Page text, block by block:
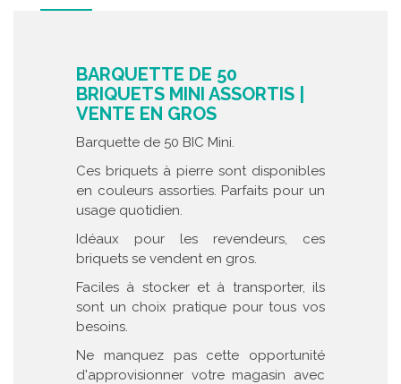
BARQUETTE DE 50
BRIQUETS MINI ASSORTIS |
VENTE EN GROS
Barquette de 50 BIC Mini.
Ces briquets à pierre sont disponibles
en couleurs assorties. Parfaits pour un
usage quotidien.
Idéaux pour les revendeurs, ces
briquets se vendent en gros.
Faciles à stocker et à transporter, ils
sont un choix pratique pour tous vos
besoins.
Ne manquez pas cette opportunité
d'approvisionner votre magasin avec